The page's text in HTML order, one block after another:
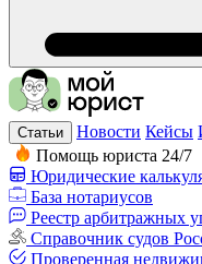
Статьи Новости Кейсы
Помощь юриста 24/7
Юридические
База нотариусов
Реестр арбитражных
Справочник судов
Проверенная